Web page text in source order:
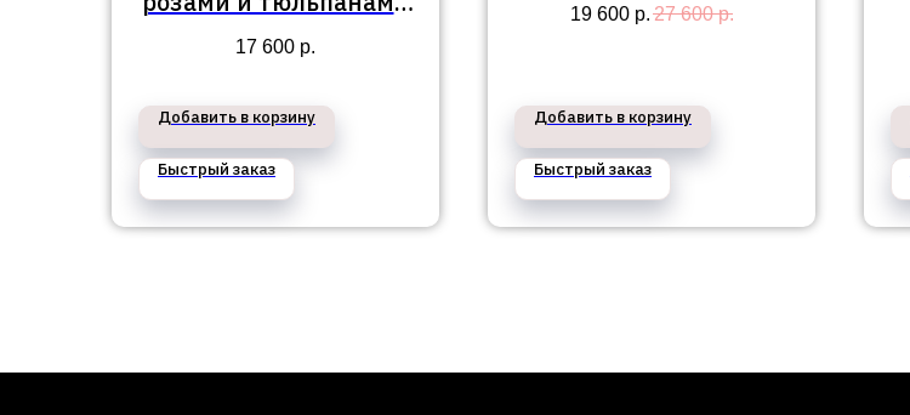
№12
17 600 р.
Добавить в корзину
Быстрый заказ
19 600 р. 27 600 р.
Добавить в корзину
Быстрый заказ